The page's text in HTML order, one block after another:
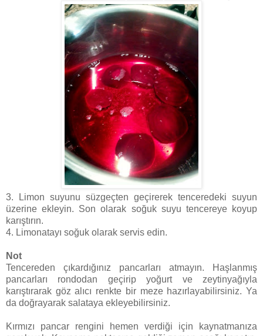
3. Limon suyunu süzgeçten geçirerek tenceredeki suyun
üzerine ekleyin. Son olarak soğuk suyu tencereye koyup
karıştırın.
4. Limonatayı soğuk olarak servis edin.
Not
Tencereden çıkardığınız pancarları atmayın. Haşlanmış
pancarları rondodan geçirip yoğurt ve zeytinyağıyla
karıştırarak göz alıcı renkte bir meze hazırlayabilirsiniz. Ya
da doğrayarak salataya ekleyebilirsiniz.
Kırmızı pancar rengini hemen verdiği için kaynatmanıza